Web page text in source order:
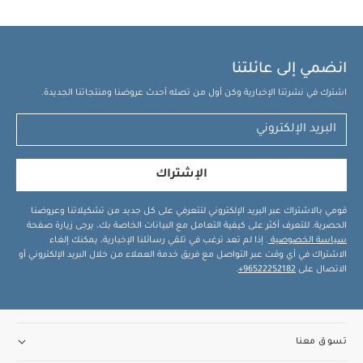
انضمي إلى عائلتنا
اشترك في نشرتنا الإخبارية وكن أول من تصله أحدث عروضنا ومنتجاتنا الجديدة.
الإشتراك
قومي بالاشتراك عبر البريد الإلكتروني لتتعرفي على كل جديد من تشكيلاتنا وعروضنا
الحصرية. للتعرف أكثر على كيفية التعامل مع البيانات الخاصة بك، يرجى زيارة صفحة
سياسة الخصوصية . إذا لم تعد ترغب في تلقي رسائلنا الإخبارية، يمكنك إلغاء
الاشتراك في أي وقت عبر التواصل مع فريق خدمة العملاء من خلال البريد الإلكتروني أو
الاتصال على 96522252182+
.
تسوق معنا